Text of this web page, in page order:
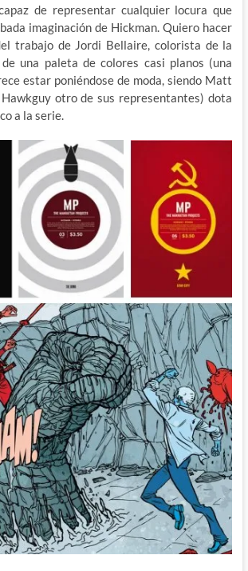
de representar cualquier locura que
imaginación de Hickman. Quiero hacer
trabajo de Jordi Bellaire, colorista de la
una paleta de colores casi planos (una
estar poniéndose de moda, siendo Matt
otro de sus representantes) dota
a la serie.